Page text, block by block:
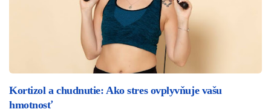
Kortizol a chudnutie: Ako stres ovplyvňuje vašu
hmotnosť